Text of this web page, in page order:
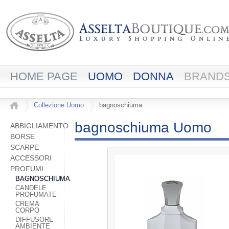
HOME PAGE UOMO DONNA
Collezione Uomo bagnoschiuma
ABBIGLIAMENTO
BORSE
SCARPE
ACCESSORI
PROFUMI
BAGNOSCHIUMA
CANDELE
PROFUMATE
CREMA
CORPO
DIFFUSORE
AMBIENTE
bagnoschiuma Uomo